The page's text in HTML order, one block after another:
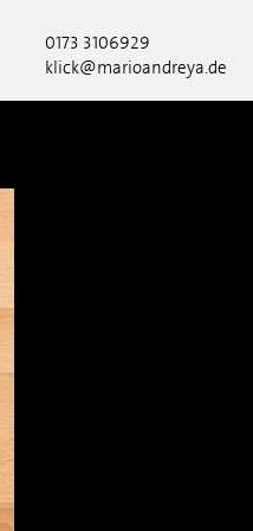
0173 3106929
klick@marioandreya.de